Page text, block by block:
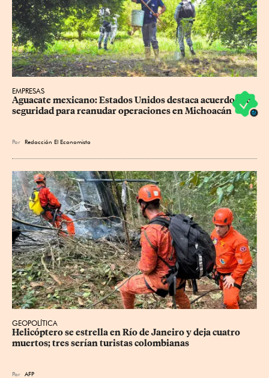
EMPRESAS
Aguacate mexicano: Estados Unidos destaca acuerdos de
seguridad para reanudar operaciones en Michoacán
Por Redacción El Economista
GEOPOLÍTICA
Helicóptero se estrella en Río de Janeiro y deja cuatro
muertos; tres serían turistas colombianas
Por AFP